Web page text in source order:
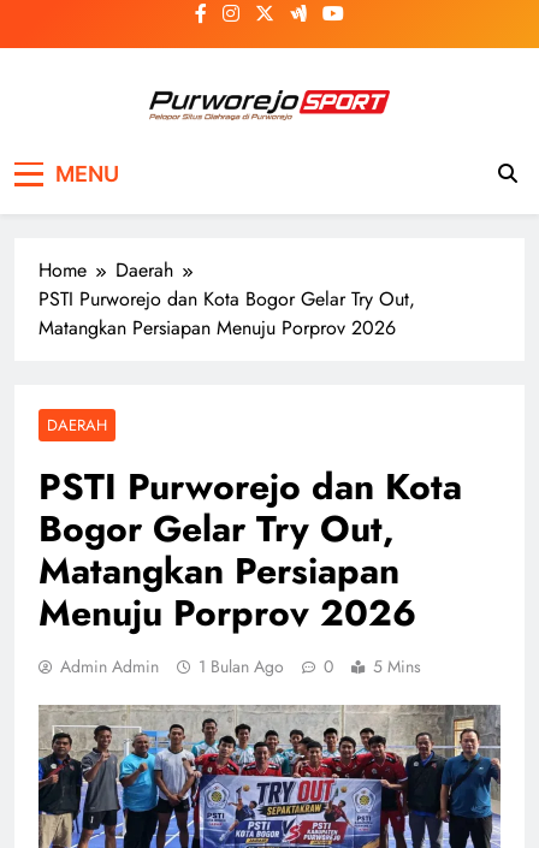
to
MENU
Home
Daerah
PSTI Purworejo dan Kota Bogor Gelar Try Out,
Matangkan Persiapan Menuju Porprov 2026
DAERAH
PSTI Purworejo dan Kota
Bogor Gelar Try Out,
Matangkan Persiapan
Menuju Porprov 2026
Admin Admin 1 Bulan Ago 0 5 Mins